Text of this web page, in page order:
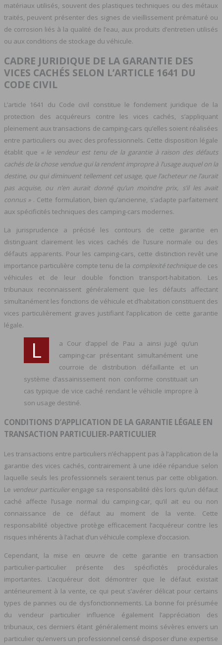
matériaux utilisés, souvent des plastiques techniques ou des métaux
traités, peuvent présenter des signes de vieillissement prématuré ou
de corrosion liés à la qualité de l’eau, aux produits d’entretien utilisés
ou aux conditions de stockage du véhicule.
CADRE JURIDIQUE DE LA GARANTIE DES
VICES CACHÉS SELON L’ARTICLE 1641 DU
CODE CIVIL
L’article 1641 du Code civil constitue le fondement juridique de la
protection des acquéreurs contre les vices cachés, s’appliquant
pleinement aux transactions de camping-cars qu’elles soient réalisées
entre particuliers ou avec des professionnels. Cette disposition légale
établit que « le vendeur est tenu de la garantie à raison des défauts
cachés de la chose vendue qui la rendent impropre à l’usage auquel on la
destine, ou qui diminuent tellement cet usage, que l’acheteur ne l’aurait
pas acquise, ou n’en aurait donné qu’un moindre prix, s’il les avait
connus » . Cette formulation, bien qu’ancienne, s’adapte parfaitement
aux spécificités techniques des camping-cars modernes.
La jurisprudence a précisé les contours de cette garantie en
distinguant clairement les vices cachés de l’usure normale ou des
défauts apparents. Pour les camping-cars, cette distinction revêt une
importance particulière compte tenu de la complexité technique de ces
véhicules et de leur double fonction transport-habitation. Les
tribunaux reconnaissent généralement que les défauts affectant
simultanément les fonctions de véhicule et d’habitation constituent des
vices particulièrement graves justifiant l’application de cette garantie
légale.
L
a Cour d’appel de Pau a ainsi jugé qu’un
camping-car présentant simultanément une
courroie de distribution défaillante et un
système d’assainissement non conforme constituait un
cas typique de vice caché rendant le véhicile impropre à
son usage destiné.
CONDITIONS D’APPLICATION DE LA GARANTIE LÉGALE EN
TRANSACTION PARTICULIER-PARTICULIER
Les transactions entre particuliers n’échappent pas à l’application de la
garantie des vices cachés, contrairement à une idée répandue selon
laquelle seuls les professionnels seraient tenus par cette obligation.
Le vendeur particulierengage sa responsabilité dès lors qu’un défaut
caché affecte l’usage normal du camping-car, qu’il ait eu ou non
connaissance de ce défaut au moment de la vente. Cette
responsabilité objective protège efficacement l’acquéreur contre les
risques inhérents à l’achat d’un véhicule complexe d’occasion.
Cependant, la mise en œuvre de cette garantie en transaction
particulier-particulier présente des spécificités procédurales
importantes. L’acquéreur doit démontrer que le défaut existait
antérieurement à la vente, ce qui peut s’avérer délicat pour certains
types de pannes ou de dysfonctionnements. La bonne foi présumée
du vendeur particulier influence également l’appréciation des
tribunaux, ces derniers étant généralement moins sévères envers un
particulier qu’envers un professionnel censé disposer d’une expertise